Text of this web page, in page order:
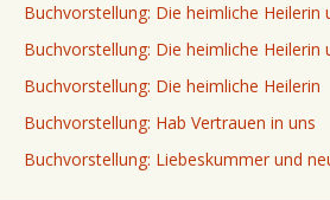
Buchvorstellung: Die heimliche Heilerin
Buchvorstellung: Die heimliche Heilerin
Buchvorstellung: Die heimliche Heilerin
Buchvorstellung: Hab Vertrauen in uns
Buchvorstellung: Liebeskummer und